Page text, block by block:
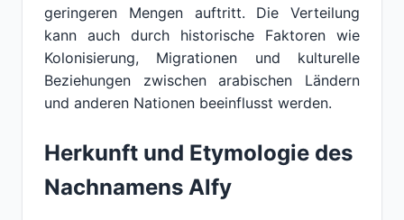
geringeren Mengen auftritt. Die Verteilung
kann auch durch historische Faktoren wie
Kolonisierung, Migrationen und kulturelle
Beziehungen zwischen arabischen Ländern
und anderen Nationen beeinflusst werden.
Herkunft und Etymologie des
Nachnamens Alfy